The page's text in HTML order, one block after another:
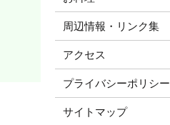
周辺情報・リンク集
アクセス
プライバシーポリシー
サイトマップ